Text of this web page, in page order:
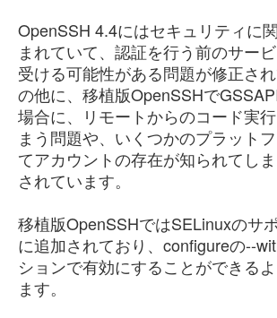
OpenSSH 4.4にはセキュリティに
まれていて、認証を行う前のサー
受ける可能性がある問題が修正さ
の他に、移植版OpenSSHで
場合に、リモートからのコード実
まう問題や、いくつかのプラット
てアカウントの存在が知られてし
されています。
移植版OpenSSHではSELinuxのサ
に追加されており、configureの--
ションで有効にすることができる
ます。